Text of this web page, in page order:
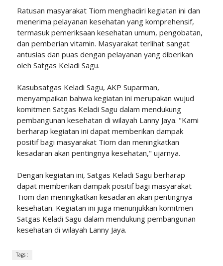
Ratusan masyarakat Tiom menghadiri kegiatan ini dan
menerima pelayanan kesehatan yang komprehensif,
termasuk pemeriksaan kesehatan umum, pengobatan,
dan pemberian vitamin. Masyarakat terlihat sangat
antusias dan puas dengan pelayanan yang diberikan
oleh Satgas Keladi Sagu.
Kasubsatgas Keladi Sagu, AKP Suparman,
menyampaikan bahwa kegiatan ini merupakan wujud
komitmen Satgas Keladi Sagu dalam mendukung
pembangunan kesehatan di wilayah Lanny Jaya. "Kami
berharap kegiatan ini dapat memberikan dampak
positif bagi masyarakat Tiom dan meningkatkan
kesadaran akan pentingnya kesehatan," ujarnya.
Dengan kegiatan ini, Satgas Keladi Sagu berharap
dapat memberikan dampak positif bagi masyarakat
Tiom dan meningkatkan kesadaran akan pentingnya
kesehatan. Kegiatan ini juga menunjukkan komitmen
Satgas Keladi Sagu dalam mendukung pembangunan
kesehatan di wilayah Lanny Jaya.
Tags :